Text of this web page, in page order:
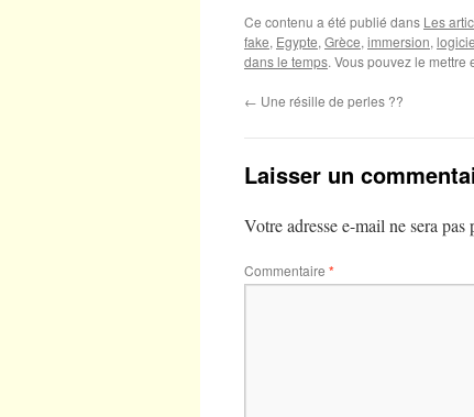
Ce contenu a été publié dans Les
fake, Egypte, Grèce, immersion,
dans le temps. Vous pouvez le mettre
← Une résille de perles ??
Laisser un
Votre adresse e-mail ne sera pas
Commentaire *